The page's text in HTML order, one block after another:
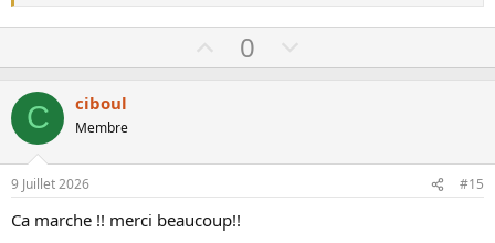
U
p
0
o
t
C ciboul
Membre
9 Juillet 2026 #15
Ca marche !! merci beaucoup!!